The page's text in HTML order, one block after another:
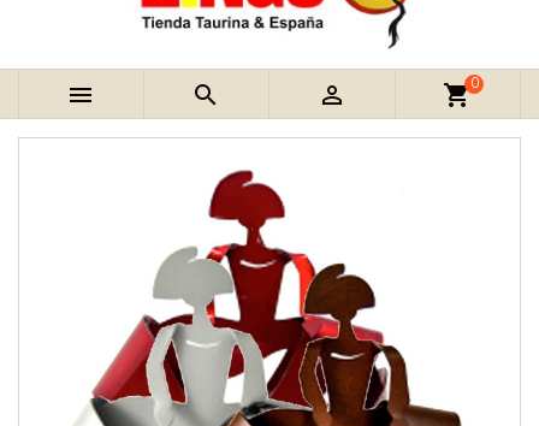
   shopping_cart0